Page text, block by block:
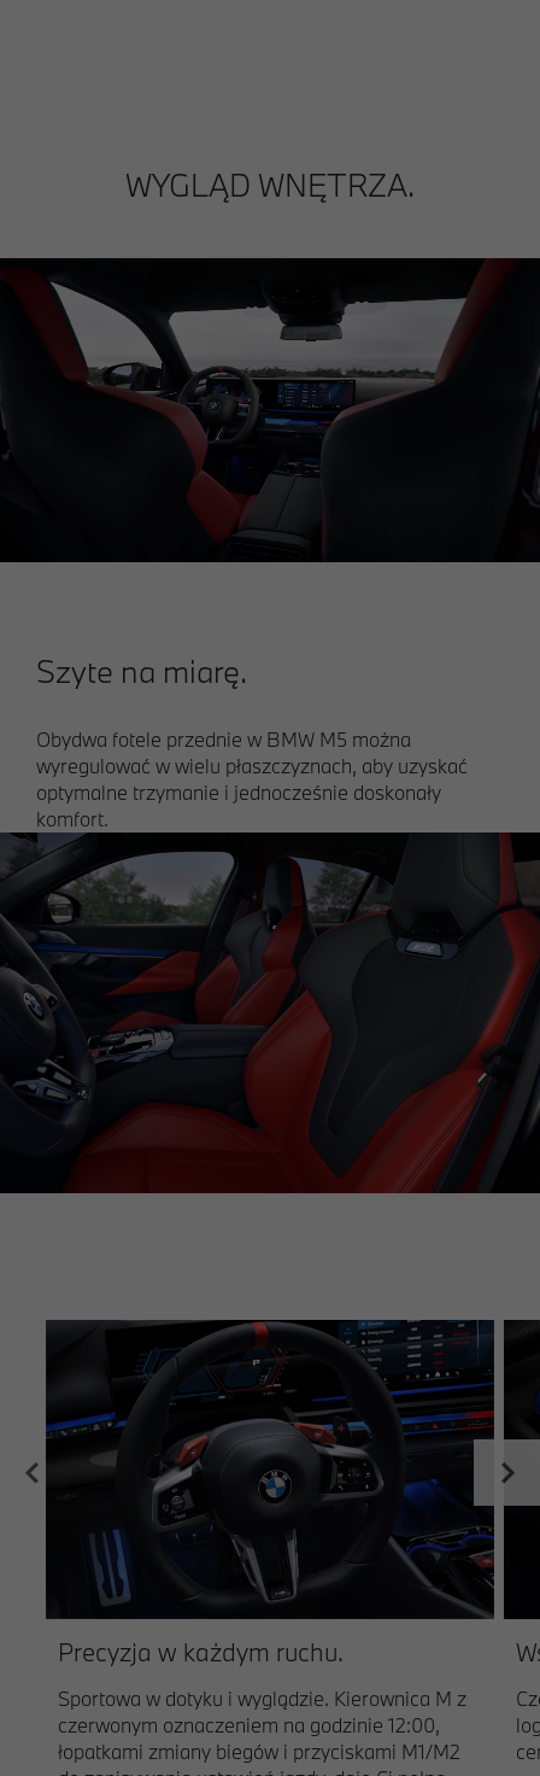
WYGLĄD WNĘTRZA.
Szyte na miarę.
Obydwa fotele przednie w BMW M5 można
wyregulować w wielu płaszczyznach, aby uzyskać
optymalne trzymanie i jednocześnie doskonały
komfort.
Precyzja w każdym ruchu.
Sportowa w dotyku i wyglądzie. Kierownica M z
czerwonym oznaczeniem na godzinie 12:00,
łopatkami zmiany biegów i przyciskami M1/M2